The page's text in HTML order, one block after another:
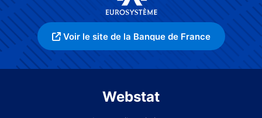
Voir le site de la Banque de France
Webstat